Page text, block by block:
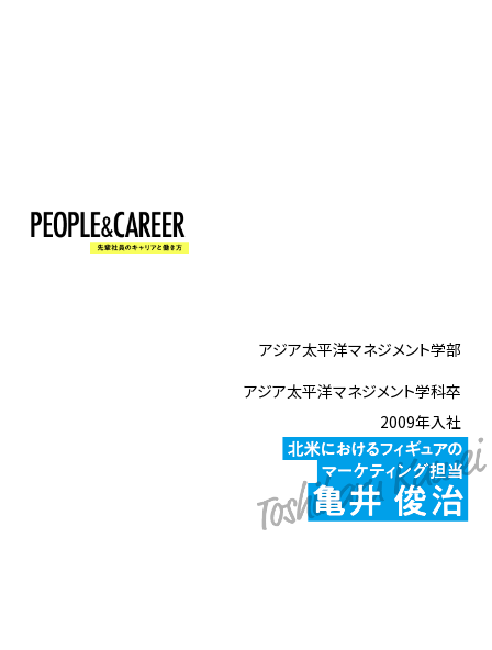
アジア太平洋マネジメント学部
アジア太平洋マネジメント学科卒
2009年入社